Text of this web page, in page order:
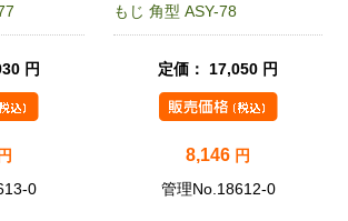
円
円
0
もじ 角型 ASY-78
定価： 17,050 円
8,146 円
管理No.18612-0